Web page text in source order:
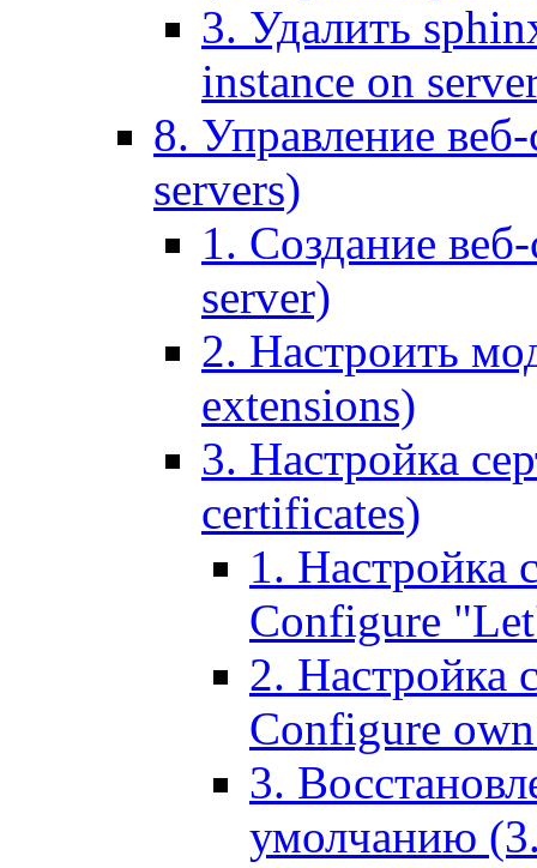
3. Удалить
instance on
8. Управление
servers)
1. Создание
server)
2. Настроить
extensions)
3. Настройка
certificates)
1. Настройка
Configure
2. Настройка
Configure
3.
умолчанию